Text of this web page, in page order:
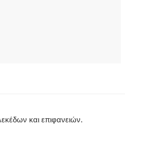
και επιφανειών.